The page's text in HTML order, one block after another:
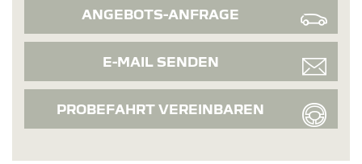
ANGEBOTS-ANFRAGE
E-MAIL SENDEN
PROBEFAHRT VEREINBAREN